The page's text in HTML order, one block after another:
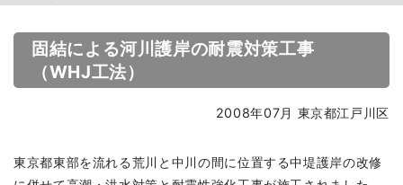
固結による河川護岸の耐震対策工事
（WHJ工法）
2008年07月 東京都江戸川区
東京都東部を流れる荒川と中川の間に位置する中堤護岸の改修